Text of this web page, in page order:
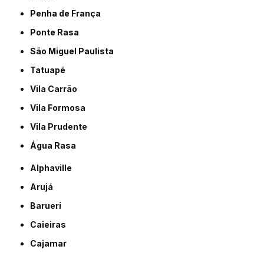
Penha de França
Ponte Rasa
São Miguel Paulista
Tatuapé
Vila Carrão
Vila Formosa
Vila Prudente
Água Rasa
Alphaville
Arujá
Barueri
Caieiras
Cajamar